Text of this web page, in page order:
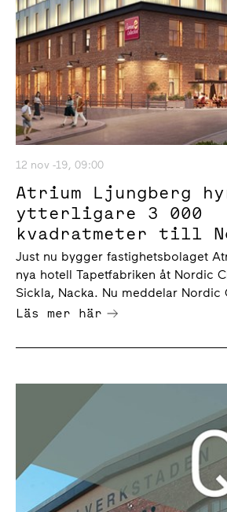
12 nov -19, 09:00
Atrium Ljungberg
ytterligare 3 000
kvadratmeter till
Choice Hotels i
Just nu bygger fastighetsbolaget
nya hotell Tapetfabriken åt Nordic
Sickla, Nacka. Nu meddelar Nordic
Läs mer här